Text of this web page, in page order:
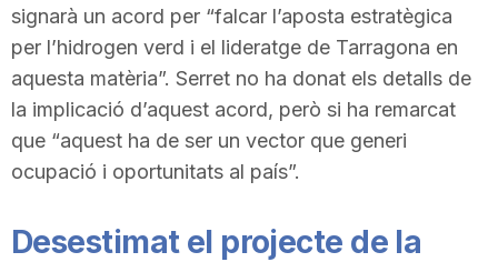
o
n
a
signarà un acord per “falcar l’aposta estratègica
per l’hidrogen verd i el lideratge de Tarragona en
aquesta matèria”. Serret no ha donat els detalls de
la implicació d’aquest acord, però si ha remarcat
que “aquest ha de ser un vector que generi
ocupació i oportunitats al país”.
Desestimat el projecte de la